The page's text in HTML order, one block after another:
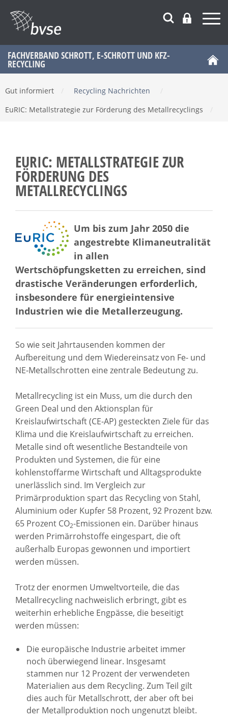
FACHVERBAND SCHROTT, E-SCHROTT UND KFZ-
RECYCLING
Gut informiert Recycling Nachrichten
EuRIC: Metallstrategie zur Förderung des Metallrecyclings
EURIC: METALLSTRATEGIE ZUR
FÖRDERUNG DES
METALLRECYCLINGS
Um bis zum Jahr 2050 die
angestrebte Klimaneutralität
in allen
Wertschöpfungsketten zu erreichen, sind
drastische Veränderungen erforderlich,
insbesondere für energieintensive
Industrien wie die Metallerzeugung.
So wie seit Jahrtausenden kommen der
Aufbereitung und dem Wiedereinsatz von Fe- und
NE-Metallschrotten eine zentrale Bedeutung zu.
Metallrecycling ist ein Muss, um die durch den
Green Deal und den Aktionsplan für
Kreislaufwirtschaft (CE-AP) gesteckten Ziele für das
Klima und die Kreislaufwirtschaft zu erreichen.
Metalle sind oft wesentliche Bestandteile von
Produkten und Systemen, die für eine
kohlenstoffarme Wirtschaft und Alltagsprodukte
unerlässlich sind. Im Vergleich zur
Primärproduktion spart das Recycling von Stahl,
Aluminium oder Kupfer 58 Prozent, 92 Prozent bzw.
65 Prozent CO2-Emissionen ein. Darüber hinaus
werden Primärrohstoffe eingespart, die oft
außerhalb Europas gewonnen und importiert
werden müssen.
Trotz der enormen Umweltvorteile, die das
Metallrecycling nachweislich erbringt, gibt es
weiterhin erhebliche Engpässe, die beseitigt
werden müssen:
Die europäische Industrie arbeitet immer
noch überwiegend linear. Insgesamt
stammen nur 12 Prozent der verwendeten
Materialien aus dem Recycling. Zum Teil gilt
dies auch für Metallschrott, der aber oft bei
der Metallproduktion noch ungenutzt bleibt.